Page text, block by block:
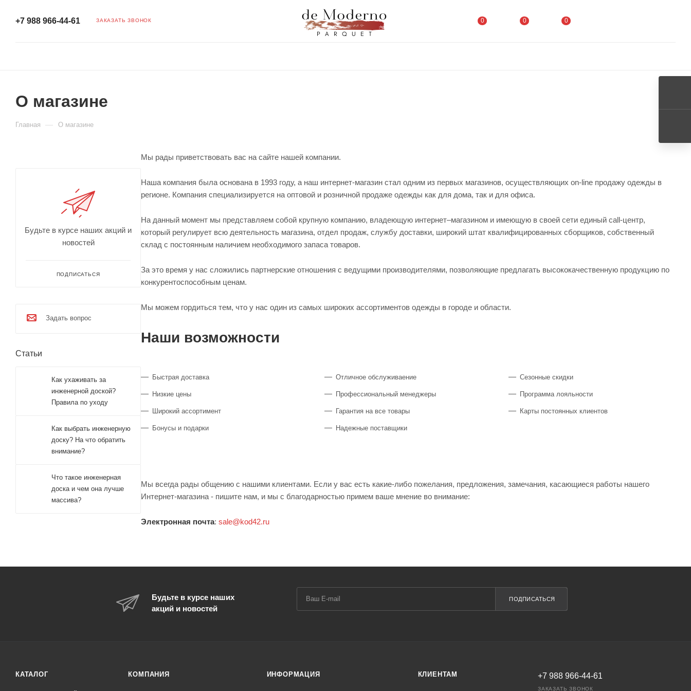
+7 988 966-44-61 ЗАКАЗАТЬ ЗВОНОК 0 0 0
О магазине
Главная — О магазине
Мы рады приветствовать вас на сайте нашей компании.
Наша компания была основана в 1993 году, а наш интернет-магазин стал одним из первых магазинов, осуществляющих on-line продажу одежды в
регионе. Компания специализируется на оптовой и розничной продаже одежды как для дома, так и для офиса.
На данный момент мы представляем собой крупную компанию, владеющую интернет–магазином и имеющую в своей сети единый call-центр,
который регулирует всю деятельность магазина, отдел продаж, службу доставки, широкий штат квалифицированных сборщиков, собственный
склад c постоянным наличием необходимого запаса товаров.
За это время у нас сложились партнерские отношения с ведущими производителями, позволяющие предлагать высококачественную продукцию по
конкурентоспособным ценам.
Мы можем гордиться тем, что у нас один из самых широких ассортиментов одежды в городе и области.
Наши возможности
Быстрая доставка
Низкие цены
Широкий ассортимент
Бонусы и подарки
Отличное обслуживаение
Профессиональный менеджеры
Гарантия на все товары
Надежные поставщики
Сезонные скидки
Программа лояльности
Карты постоянных клиентов
Мы всегда рады общению с нашими клиентами. Если у вас есть какие-либо пожелания, предложения, замечания, касающиеся работы нашего
Интернет-магазина - пишите нам, и мы с благодарностью примем ваше мнение во внимание:
Электронная почта: sale@kod42.ru
Будьте в курсе наших акций и
новостей
ПОДПИСАТЬСЯ
Задать вопрос
Статьи
Как ухаживать за
инженерной доской?
Правила по уходу
Как выбрать инженерную
доску? На что обратить
внимание?
Что такое инженерная
доска и чем она лучше
массива?
Будьте в курсе наших
акций и новостей
ПОДПИСАТЬСЯ
КАТАЛОГ КОМПАНИЯ ИНФОРМАЦИЯ КЛИЕНТАМ +7 988 966-44-61
ЗАКАЗАТЬ ЗВОНОК